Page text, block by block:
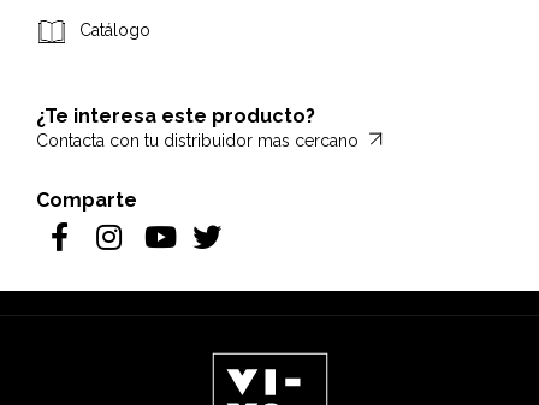
Catálogo
¿Te interesa este producto?
Contacta con tu distribuidor mas cercano
Comparte